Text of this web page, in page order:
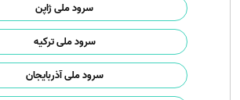
سرود ملی ژاپن
سرود ملی ترکیه
سرود ملی آذربایجان